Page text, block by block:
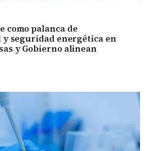
como palanca de
seguridad energética en
y Gobierno alinean